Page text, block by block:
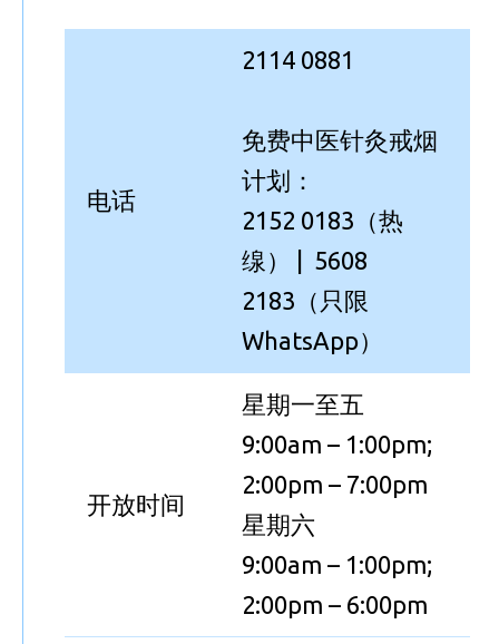
电话
2114 0881
免费中医针灸戒烟
计划：
2152 0183（热
缐） | 5608
2183（只限
WhatsApp）
开放时间
星期一至五
9:00am – 1:00pm;
2:00pm – 7:00pm
星期六
9:00am – 1:00pm;
2:00pm – 6:00pm